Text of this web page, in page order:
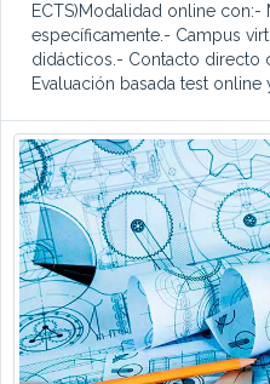
ECTS)Modalidad online
específicamente.- Campus
didácticos.- Contacto directo
Evaluación basada test online